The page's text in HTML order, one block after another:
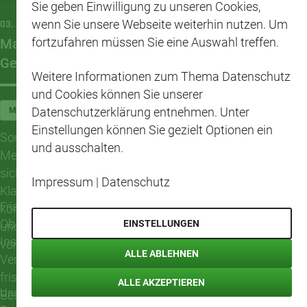
03. AUGUST 2026
Mango und Banane sorgten für sommerliche
Genussmomente
MALMSHEIM
Sommerliche Temperaturen, frisches Obst und jede
Menge gute Laune: Im CAP-Markt Malmsheim drehte
sich bei unserer Frischeaktion alles um zwei beliebte
Klassiker – Mango und Banane. Mit leckeren Kostproben
konnten unsere Kundinnen und Kunden die exotischen
und heimischen Früchte direkt vor Ort genießen und sich
von ihrer Qualität überzeugen.
Frische schmeckt am besten gemeinsam
Ob als kleiner Snack für zwischendurch oder als
Inspiration für die nächste Mahlzeit – die
Verkostungsaktion zeigte, wie lecker und vielseitig
frisches Obst sein kann. Viele Besucherinnen und
Besucher nutzten die Gelegenheit, die fruchtigen
Unsere Frische Köpfe machten Lust auf gesunden Genuss
Sie geben Einwilligung zu unseren Cookies,
wenn Sie unsere Webseite weiterhin nutzen. Um
fortzufahren müssen Sie eine Auswahl treffen.
Weitere Informationen zum Thema Datenschutz
und Cookies können Sie unserer
Datenschutzerklärung entnehmen. Unter
Einstellungen können Sie gezielt Optionen ein
und ausschalten.
Impressum | Datenschutz
EINSTELLUNGEN
ALLE ABLEHNEN
ALLE AKZEPTIEREN